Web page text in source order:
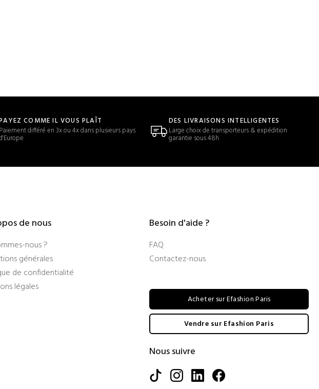
COMME IL VOUS PLAÎT
Paiement différé en 3x ou 4x dans plusieurs pays
DES LIVRAISONS INTELLIGENTES
Large choix de transporteurs & expédition
garantie sous 48h
de nous
nous ?
générales
de confidentialité
légales
Besoin d'aide ?
FAQ
Contactez-nous
Acheter sur Efashion Paris
Vendre sur Efashion Paris
Nous suivre